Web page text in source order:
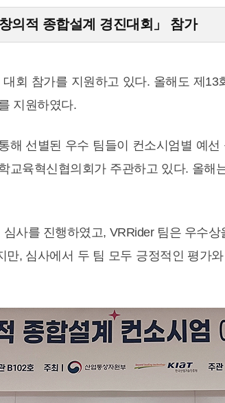
의적 종합설계 경진대회」 참가
회 참가를 지원하고 있다. 올해도 제13
지원하였다.
선별된 우수 팀들이 컨소시엄별 예
육혁신협의회가 주관하고 있다. 올해
사를 진행하였고, VRRider 팀은 우수
, 심사에서 두 팀 모두 긍정적인 평가